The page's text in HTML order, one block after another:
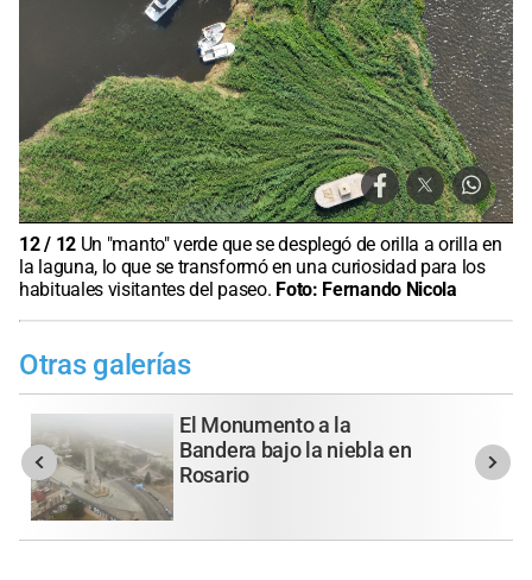
12/ 12 Un "manto" verde que se desplegó de orilla a orilla en
la laguna, lo que se transformó en una curiosidad para los
habituales visitantes del paseo. Foto: Fernando Nicola
Otras galerías
El Monumento a la
Bandera bajo la niebla en
Rosario